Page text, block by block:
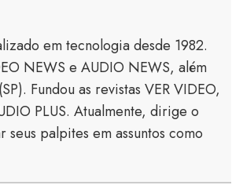
em tecnologia desde 1982.
NEWS e AUDIO NEWS, além
Fundou as revistas VER VIDEO,
PLUS. Atualmente, dirige o
palpites em assuntos como